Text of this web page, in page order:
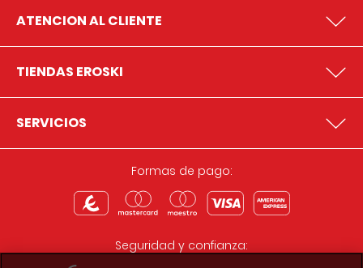
ATENCION AL CLIENTE
TIENDAS EROSKI
SERVICIOS
Formas de pago:
Seguridad y confianza: